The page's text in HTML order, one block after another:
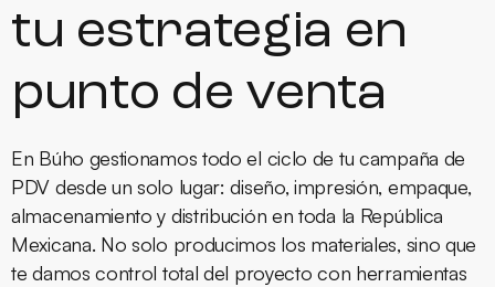
tu estrategia en
punto de venta
En Búho gestionamos todo el ciclo de tu campaña de
PDV desde un solo lugar: diseño, impresión, empaque,
almacenamiento y distribución en toda la República
Mexicana. No solo producimos los materiales, sino que
te damos control total del proyecto con herramientas